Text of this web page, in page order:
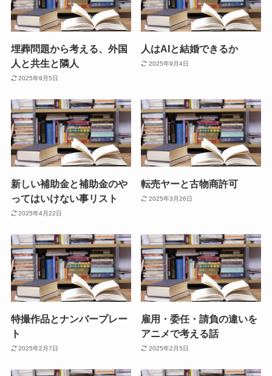
埋葬問題から考える、外国
人と共生と隣人
2025年9月5日
人はAIと結婚できるか
2025年9月4日
新しい補助金と補助金のや
ってはいけない事リスト
2025年4月22日
転売ヤーと古物商許可
2025年3月26日
特撮作品とナンバープレー
ト
2025年2月7日
雇用・委任・請負の違いを
アニメで考える話
2025年2月5日